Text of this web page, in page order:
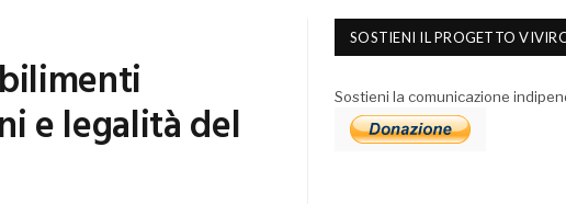
e legalità del
SOSTIENI IL PROGETTO
Sostieni la comunicazione